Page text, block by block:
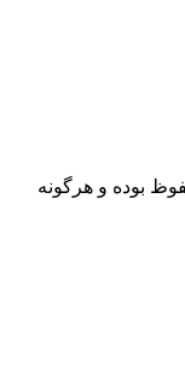
بوده و هرگونه